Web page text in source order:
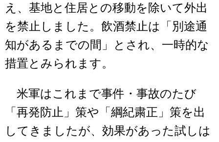
え、基地と住居との移動を除いて外出
を禁止しました。飲酒禁止は「別途通
知があるまでの間」とされ、一時的な
措置とみられます。
米軍はこれまで事件・事故のたび
「再発防止」策や「綱紀粛正」策を出
してきましたが、効果があった試しは